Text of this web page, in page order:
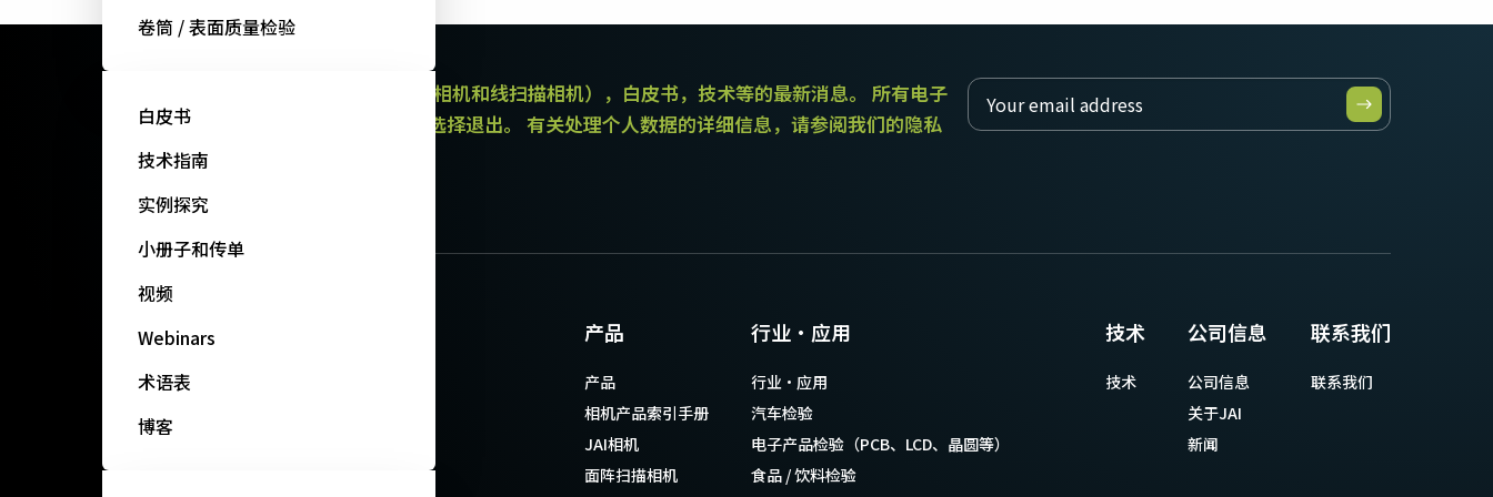
单传感器单色
单色CMOS传感器线阵扫描相机同时具备高
分辨率和超快的扫描速度。分辨率最高可
三线彩色
对于不需要JAI的棱镜技术提供的超高色彩
精确度的应用，三线相机可以提供出色的
波红外(SWIR)光线。该相机能够以SWIR光
了尖端的棱镜技术，可为线阵扫描彩色成
4传感器RGB+NIR（棱镜式）
4传感器线阵扫描相机设计用于同时捕获可
(NIR)光谱中的图像数据。
4传感器R-G-B + SWIR（棱镜
式）
4传感器机器视觉线阵扫描相机，可捕获可
见光谱中的RGB图像数据和短波红外波段
光谱中的图像数据。
卷筒 / 表面质量检验
白皮书
技术指南
实例探究
小册子和传单
视频
Webinars
术语表
博客
JAI的电子通讯提供有关产品（区域扫描相机和线扫描相机），白皮书，技术等的最新消息。 所有电子
通讯都包含取消订阅链接。 您可以随时选择退出。 有关处理个人数据的详细信息，请参阅我们的隐私
政策。
产品
产品
相机产品索引手册
JAI相机
面阵扫描相机
行业·应用
行业·应用
汽车检验
电子产品检验（PCB、LCD、晶圆等）
食品 / 饮料检验
技术
技术
公司信息
公司信息
关于JAI
新闻
联系我们
联系我们